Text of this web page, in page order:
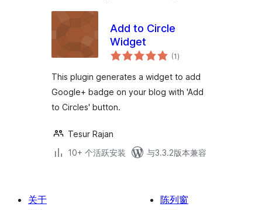
Add to Circle
Widget
(1总
评)
This plugin generates a widget to add
Google+ badge on your blog with 'Add
to Circles' button.
Tesur Rajan
10+ 个活跃安装
与3.3.2版本兼容
关于
陈列窗